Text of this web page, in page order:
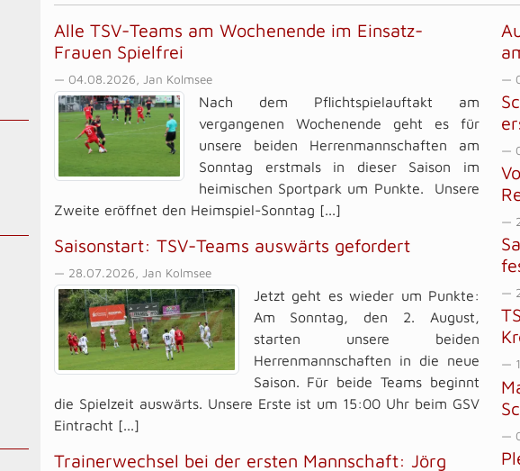
Alle TSV-Teams am Wochenende im Einsatz-
Frauen Spielfrei
— 04.08.2026, Jan Kolmsee
Nach dem Pflichtspielauftakt am
vergangenen Wochenende geht es für
unsere beiden Herrenmannschaften am
Sonntag erstmals in dieser Saison im
heimischen Sportpark um Punkte. Unsere
Zweite eröffnet den Heimspiel-Sonntag [...]
Saisonstart: TSV-Teams auswärts gefordert
— 28.07.2026, Jan Kolmsee
Jetzt geht es wieder um Punkte:
Am Sonntag, den 2. August,
starten unsere beiden
Herrenmannschaften in die neue
Saison. Für beide Teams beginnt
die Spielzeit auswärts. Unsere Erste ist um 15:00 Uhr beim GSV
Eintracht [...]
Trainerwechsel bei der ersten Mannschaft: Jörg
—
—
—
—
—
—